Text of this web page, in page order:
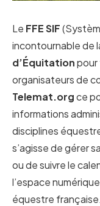
Le FFE SIF
incontournable de
d’Équitationpour
organisateurs de
Telemat.orgce
informations
disciplines
s’agisse de gérer
ou de suivre le
l’espace
équestre française.